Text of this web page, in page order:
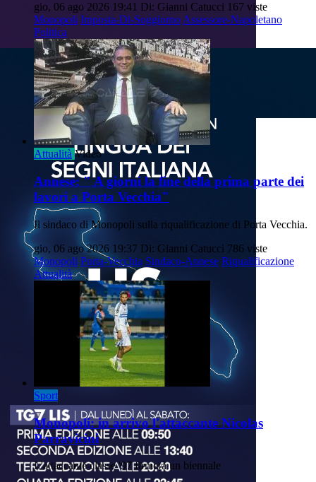
gio, 06 ago 2026 19:41 Di: Gianni Catucci 167 viste
Monopoli Imposta-Di-SoggiornoAssessore-Napoletano
Politica
Attualità Video
Annese: " A giorni la fine della prima parte dei
lavori a Porta Vecchia"
Il sindaco di Monopoli sulla riqualificazione di Porta Vecchia.
gio, 06 ago 2026 19:37 Di: Gianni Catucci 786 viste
Monopoli Porta-Vecchia Sindaco-Annese Riqualificazione
Attualità
Sport
Monopoli: in arrivo l'attaccante Nicolas
Parravicini
L'attaccante classe '97 firmerà un biennale